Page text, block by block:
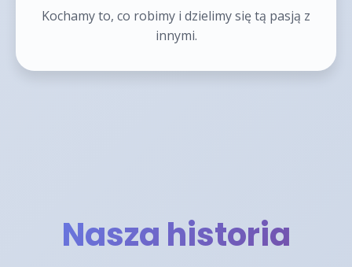
Kochamy to, co robimy i dzielimy się tą pasją z
innymi.
Nasza historia